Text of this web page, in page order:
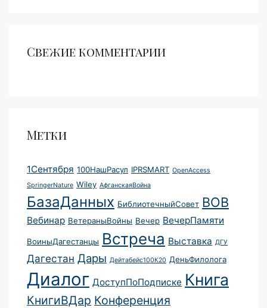
Свежие комментарии
Метки
1Сентября 100НашРасул IPRSMART OpenAccess
SpringerNature Wiley АфганскаяВойна
БазаДанных БиблиотечныйСовет ВОВ
Вебинар ВетераныВойны Вечер ВечерПамяти
ВоиныДагестанцы Встреча Выставка ДГУ
Дагестан Дары Дейтабейс100К20 ДеньФилолога
Диалог ДоступПоПодписке Книга
КнигиВДар Конференция